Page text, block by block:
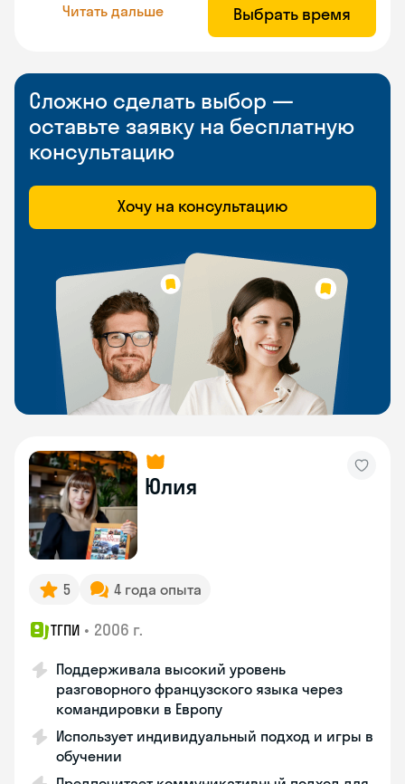
Читать дальше Выбрать время
Сложно сделать выбор —
оставьте заявку на бесплатную
консультацию
Хочу на консультацию
Юлия
5 4 года опыта
ТГПИ • 2006 г.
Поддерживала высокий уровень
разговорного французского языка через
командировки в Европу
Использует индивидуальный подход и игры в
обучении